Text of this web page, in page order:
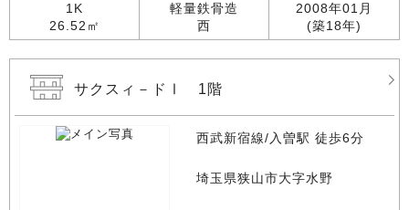
1K
26.52㎡
軽量鉄骨造
西
2008年01月
(築18年)
サクスィ－ドⅠ 1階
西武新宿線/入曽駅 徒歩6分
埼玉県狭山市大字水野